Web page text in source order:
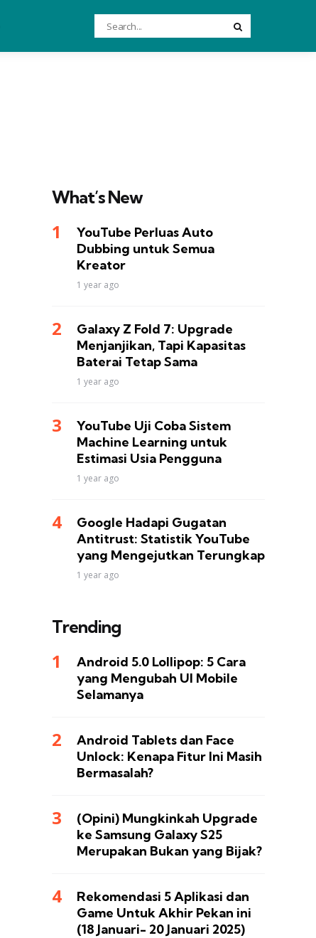
Search
for:
What’s New
YouTube Perluas Auto
Dubbing untuk Semua
Kreator
1 year ago
Galaxy Z Fold 7: Upgrade
Menjanjikan, Tapi Kapasitas
Baterai Tetap Sama
1 year ago
YouTube Uji Coba Sistem
Machine Learning untuk
Estimasi Usia Pengguna
1 year ago
Google Hadapi Gugatan
Antitrust: Statistik YouTube
yang Mengejutkan Terungkap
1 year ago
Trending
Android 5.0 Lollipop: 5 Cara
yang Mengubah UI Mobile
Selamanya
Android Tablets dan Face
Unlock: Kenapa Fitur Ini Masih
Bermasalah?
(Opini) Mungkinkah Upgrade
ke Samsung Galaxy S25
Merupakan Bukan yang Bijak?
Rekomendasi 5 Aplikasi dan
Game Untuk Akhir Pekan ini
(18 Januari- 20 Januari 2025)